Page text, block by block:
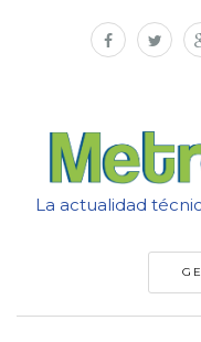
La actualidad